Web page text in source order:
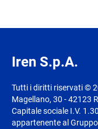
Iren S.p.A.
Tutti i diritti riservati ©
Magellano, 30 - 42123
Capitale sociale I.V.
appartenente al